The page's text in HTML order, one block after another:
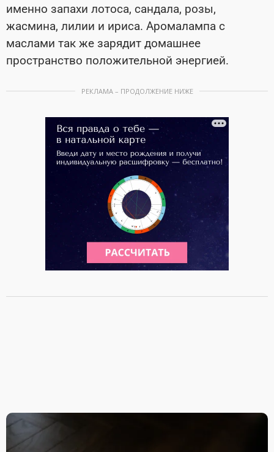
именно запахи лотоса, сандала, розы,
жасмина, лилии и ириса. Аромалампа с
маслами так же зарядит домашнее
пространство положительной энергией.
РЕКЛАМА – ПРОДОЛЖЕНИЕ НИЖЕ